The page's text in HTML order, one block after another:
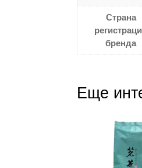
Страна
бренда
Еще